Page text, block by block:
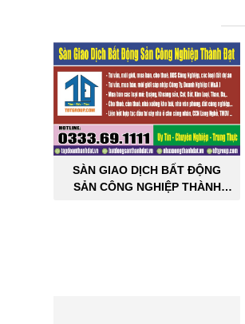
SÀN GIAO DỊCH BẤT ĐỘNG
SẢN CÔNG NGHIỆP THÀNH